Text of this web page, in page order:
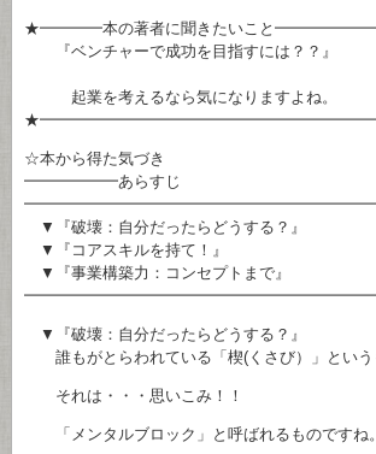
★━━━━本の著者に聞きたいこと
『ベンチャーで成功を目指すには？？』
起業を考えるなら気になりますよね。
☆本から得た気づき
━━━━━━あらすじ
▼『破壊：自分だったらどうする？』
▼『コアスキルを持て！』
▼『事業構築力：コンセプトまで』
▼『破壊：自分だったらどうする？』
誰もがとらわれている「楔(くさび）」という
それは・・・思いこみ！！
「メンタルブロック」と呼ばれるものですね。